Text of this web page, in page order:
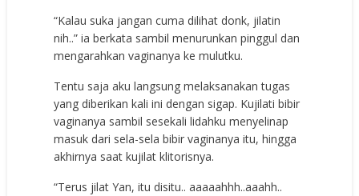
“Kalau suka jangan cuma dilihat donk, jilatin
nih..” ia berkata sambil menurunkan pinggul dan
mengarahkan vaginanya ke mulutku.
Tentu saja aku langsung melaksanakan tugas
yang diberikan kali ini dengan sigap. Kujilati bibir
vaginanya sambil sesekali lidahku menyelinap
masuk dari sela-sela bibir vaginanya itu, hingga
akhirnya saat kujilat klitorisnya.
“Terus jilat Yan, itu disitu.. aaaaahhh..aaahh..